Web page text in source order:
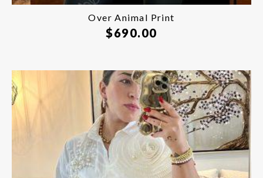
Over Animal Print
$690.00